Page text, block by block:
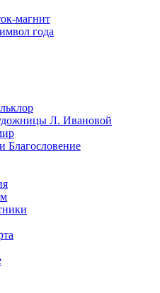
магнит
года
Л. Ивановой
Благословение